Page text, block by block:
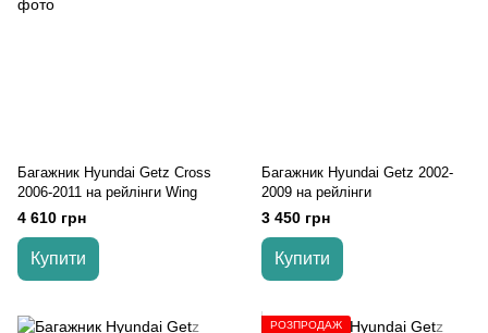
Багажник Hyundai Getz Cross
2006-2011 на рейлінги Wing
4 610 грн
Купити
Багажник Hyundai Getz 2002-
2009 на рейлінги
3 450 грн
Купити
РОЗПРОДАЖ